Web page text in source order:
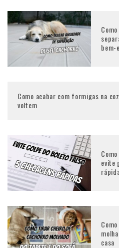
bem-
Como acabar com formigas na
voltem
evite
casa